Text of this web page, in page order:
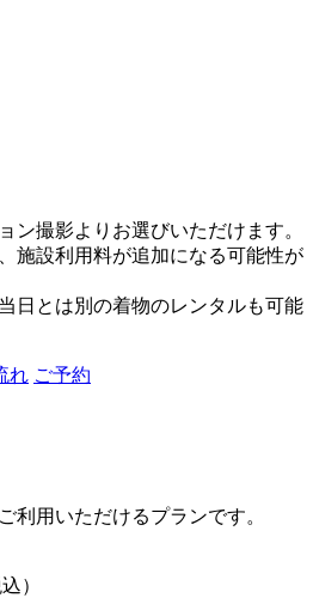
ン撮影よりお選びいただけます。
施設利用料が追加になる可能性が
日とは別の着物のレンタルも可能
れ ご予約
利用いただけるプランです。
）